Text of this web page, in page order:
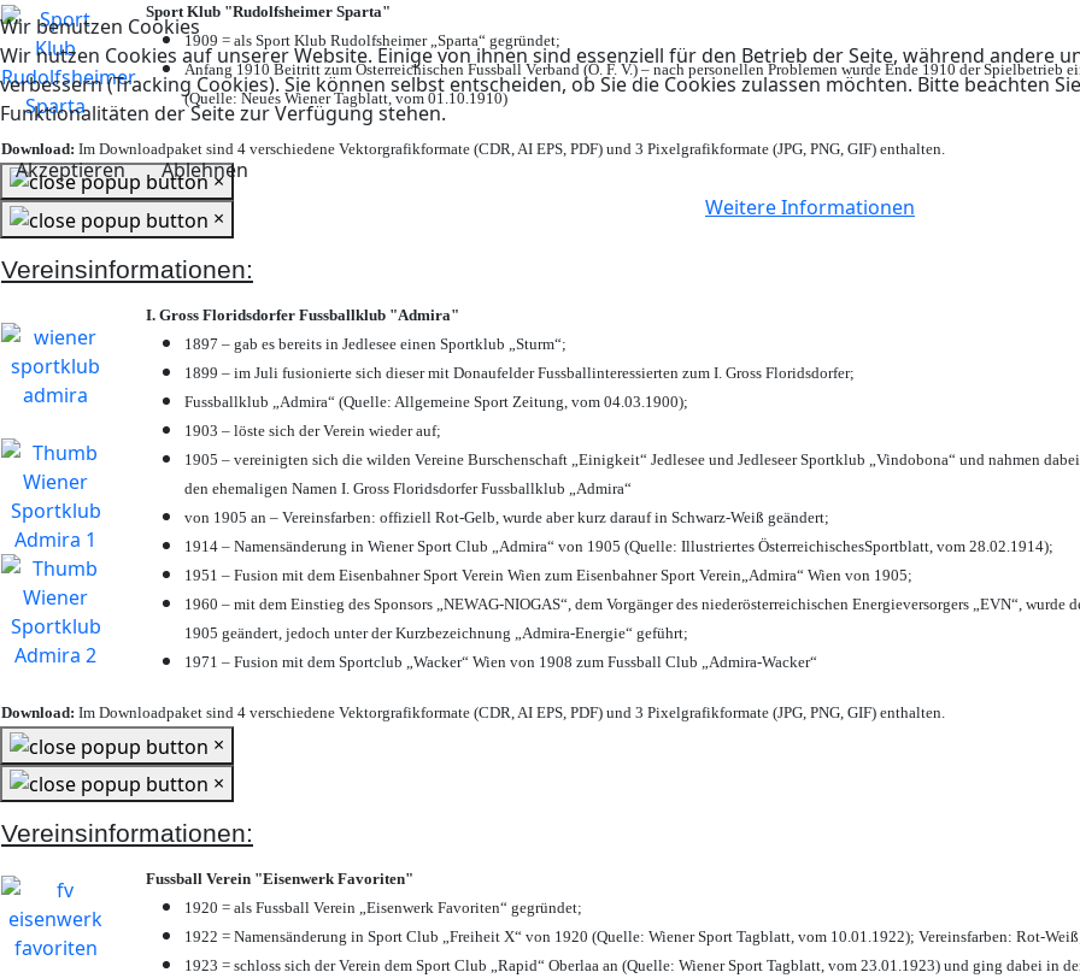
Wir benutzen Cookies
Wir nutzen Cookies auf unserer Website. Einige von ihnen sind essenziell für den Betrieb der Seite, während andere
verbessern (Tracking Cookies). Sie können selbst entscheiden, ob Sie die Cookies zulassen möchten. Bitte beachten
Funktionalitäten der Seite zur Verfügung stehen.
Akzeptieren
Ablehnen
Weitere Informationen
Sport Klub "Rudolfsheimer Sparta"
1909 = als Sport Klub Rudolfsheimer „Sparta“ gegründet;
Anfang 1910 Beitritt zum Österreichischen Fussball Verband (Ö. F. V.) – nach personellen Problemen wurde Ende 1910 der
(Quelle: Neues Wiener Tagblatt, vom 01.10.1910)
Download: Im Downloadpaket sind 4 verschiedene Vektorgrafikformate (CDR, AI EPS, PDF) und 3 Pixelgrafikformate (JPG, PNG, GIF) enthalten.
×
×
Vereinsinformationen:
I. Gross Floridsdorfer Fussballklub "Admira"
1897 – gab es bereits in Jedlesee einen Sportklub „Sturm“;
1899 – im Juli fusionierte sich dieser mit Donaufelder Fussballinteressierten zum I. Gross Floridsdorfer;
Fussballklub „Admira“ (Quelle: Allgemeine Sport Zeitung, vom 04.03.1900);
1903 – löste sich der Verein wieder auf;
1905 – vereinigten sich die wilden Vereine Burschenschaft „Einigkeit“ Jedlesee und Jedleseer Sportklub „Vindobona“ und nahmen
den ehemaligen Namen I. Gross Floridsdorfer Fussballklub „Admira“
von 1905 an – Vereinsfarben: offiziell Rot-Gelb, wurde aber kurz darauf in Schwarz-Weiß geändert;
1914 – Namensänderung in Wiener Sport Club „Admira“ von 1905 (Quelle: Illustriertes ÖsterreichischesSportblatt, vom 28.02.1914);
1951 – Fusion mit dem Eisenbahner Sport Verein Wien zum Eisenbahner Sport Verein„Admira“ Wien von 1905;
1960 – mit dem Einstieg des Sponsors „NEWAG-NIOGAS“, dem Vorgänger des niederösterreichischen Energieversorgers „EVN“,
1905 geändert, jedoch unter der Kurzbezeichnung „Admira-Energie“ geführt;
1971 – Fusion mit dem Sportclub „Wacker“ Wien von 1908 zum Fussball Club „Admira-Wacker“
Download: Im Downloadpaket sind 4 verschiedene Vektorgrafikformate (CDR, AI EPS, PDF) und 3 Pixelgrafikformate (JPG, PNG, GIF) enthalten.
×
×
Vereinsinformationen:
Fussball Verein "Eisenwerk Favoriten"
1920 = als Fussball Verein „Eisenwerk Favoriten“ gegründet;
1922 = Namensänderung in Sport Club „Freiheit X“ von 1920 (Quelle: Wiener Sport Tagblatt, vom 10.01.1922); Vereinsfarben: Rot-
1923 = schloss sich der Verein dem Sport Club „Rapid“ Oberlaa an (Quelle: Wiener Sport Tagblatt, vom 23.01.1923) und ging dabei in